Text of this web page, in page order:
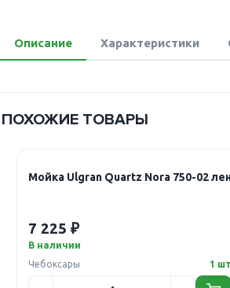
Описание Характеристики
ПОХОЖИЕ ТОВАРЫ
Мойка Ulgran Quartz Nora 750-02
7 225 ₽
В наличии
Чебоксары
1 шт